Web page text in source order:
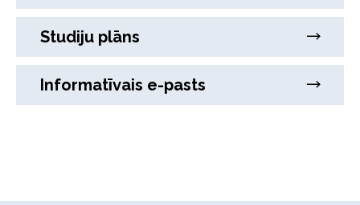
Studiju plāns
Informatīvais e-pasts